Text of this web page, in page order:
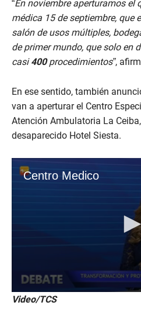
“En noviembre aperturamos el
médica 15 de septiembre, que
salón de usos múltiples,
de primer mundo, que solo en
casi400procedimientos”,
En ese sentido, también
van a aperturar el Centro
Atención Ambulatoria La
desaparecido Hotel Siesta.
Video/TCS